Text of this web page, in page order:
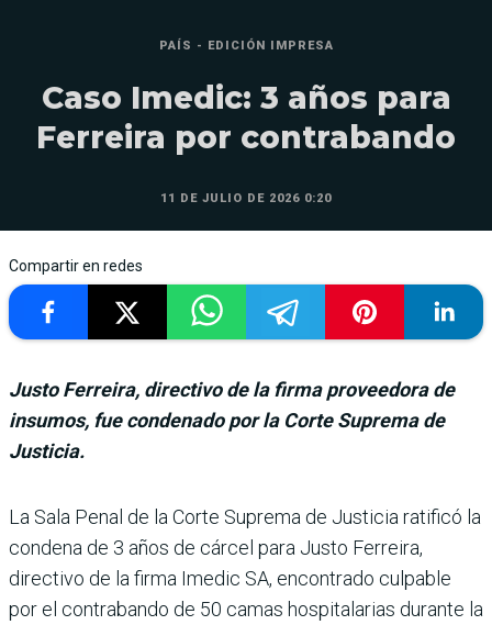
PAÍS - EDICIÓN IMPRESA
Caso Imedic: 3 años para
Ferreira por contrabando
11 DE JULIO DE 2026 0:20
Compartir en redes
Justo Ferreira, directivo de la firma proveedora de
insumos, fue condenado por la Corte Suprema de
Justicia.
La Sala Penal de la Corte Suprema de Justicia ratificó la
condena de 3 años de cárcel para Justo Ferreira,
directivo de la firma Imedic SA, encontrado culpa­ble
por el contrabando de 50 camas hospitalarias durante la